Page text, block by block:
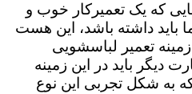
که یک تعمیرکار خوب و
داشته باشد، این هست
تعمیر لباسشویی
دیگر باید در این زمینه
به شکل تجربی این نوع